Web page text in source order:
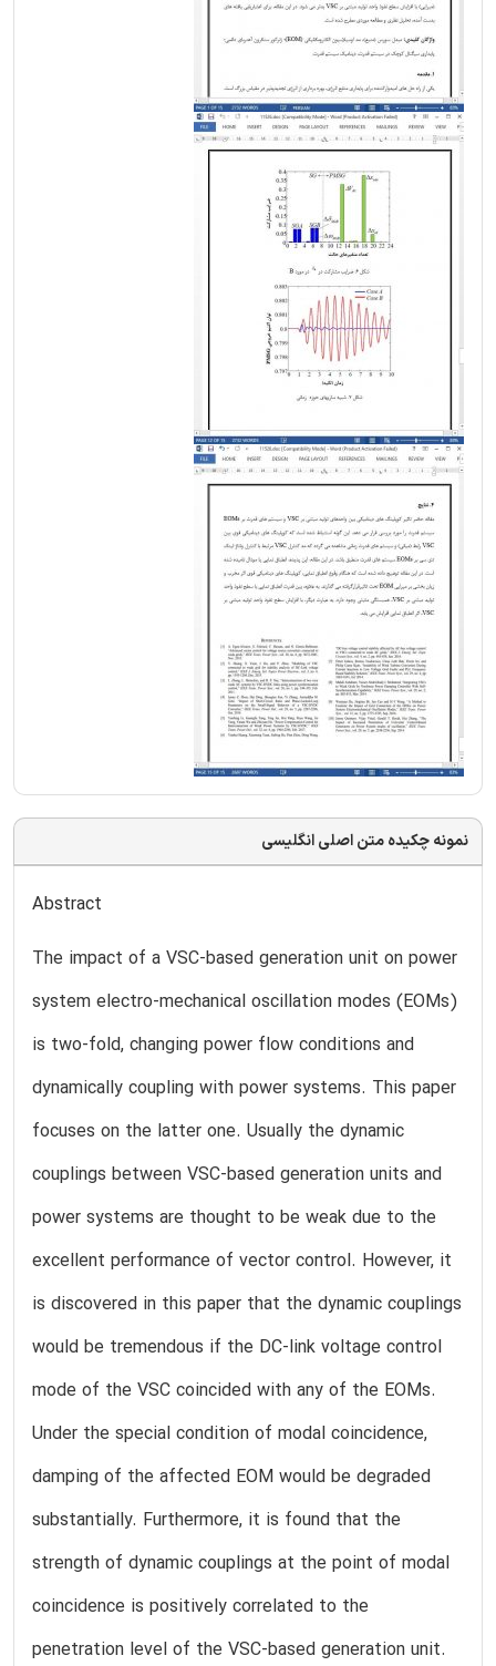
نمونه چکیده متن اصلی انگلیسی
Abstract
The impact of a VSC-based generation unit on power
system electro-mechanical oscillation modes (EOMs)
is two-fold, changing power flow conditions and
dynamically coupling with power systems. This paper
focuses on the latter one. Usually the dynamic
couplings between VSC-based generation units and
power systems are thought to be weak due to the
excellent performance of vector control. However, it
is discovered in this paper that the dynamic couplings
would be tremendous if the DC-link voltage control
mode of the VSC coincided with any of the EOMs.
Under the special condition of modal coincidence,
damping of the affected EOM would be degraded
substantially. Furthermore, it is found that the
strength of dynamic couplings at the point of modal
coincidence is positively correlated to the
penetration level of the VSC-based generation unit.